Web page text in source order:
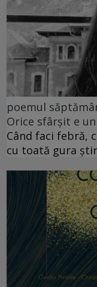
poemul
Orice sfârșit e
Când faci febră,
cu toată gura